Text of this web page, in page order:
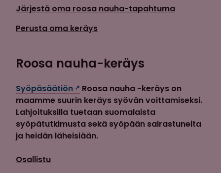
Järjestä oma roosa nauha-tapahtuma
Perusta oma keräys
Roosa nauha-keräys
Syöpäsäätiön
Roosa nauha -keräys on
maamme suurin keräys syövän voittamiseksi.
Lahjoituksilla tuetaan suomalaista
syöpätutkimusta sekä syöpään sairastuneita
ja heidän läheisiään.
Osallistu